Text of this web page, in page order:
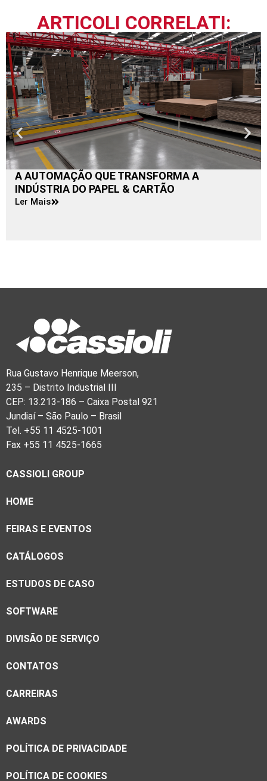
ARTICOLI CORRELATI:
A AUTOMAÇÃO QUE TRANSFORMA A
INDÚSTRIA DO PAPEL & CARTÃO
Ler Mais
Rua Gustavo Henrique Meerson,
235 – Distrito Industrial III
CEP: 13.213-186 – Caixa Postal 921
Jundiaí – São Paulo – Brasil
Tel. +55 11 4525-1001
Fax +55 11 4525-1665
CASSIOLI GROUP
HOME
FEIRAS E EVENTOS
CATÁLOGOS
ESTUDOS DE CASO
SOFTWARE
DIVISÃO DE SERVIÇO
CONTATOS
CARREIRAS
AWARDS
POLÍTICA DE PRIVACIDADE
POLÍTICA DE COOKIES